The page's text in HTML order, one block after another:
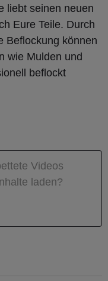
liebt seinen neuen
Eure Teile. Durch
Beflockung können
wie Mulden und
beflockt
Videos
laden?